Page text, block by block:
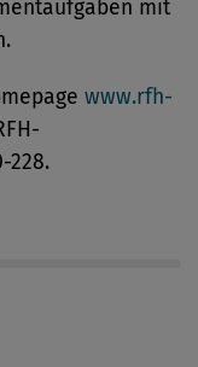
mit
www.rfh-
228.